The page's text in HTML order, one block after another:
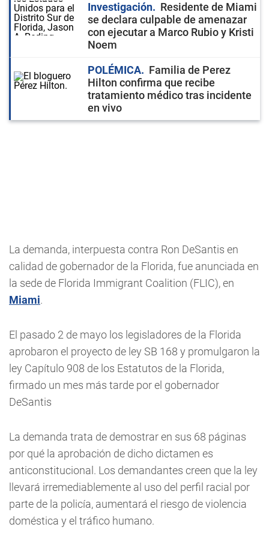
Investigación
Residente de Miami
se declara culpable de amenazar
con ejecutar a Marco Rubio y Kristi
Noem
POLÉMICA
Familia de Perez
Hilton confirma que recibe
tratamiento médico tras incidente
en vivo
La demanda, interpuesta contra Ron DeSantis en
calidad de gobernador de la Florida, fue anunciada en
la sede de Florida Immigrant Coalition (FLIC), en
Miami.
El pasado 2 de mayo los legisladores de la Florida
aprobaron el proyecto de ley SB 168 y promulgaron la
ley Capítulo 908 de los Estatutos de la Florida,
firmado un mes más tarde por el gobernador
DeSantis
La demanda trata de demostrar en sus 68 páginas
por qué la aprobación de dicho dictamen es
anticonstitucional. Los demandantes creen que la ley
llevará irremediablemente al uso del perfil racial por
parte de la policía, aumentará el riesgo de violencia
doméstica y el tráfico humano.